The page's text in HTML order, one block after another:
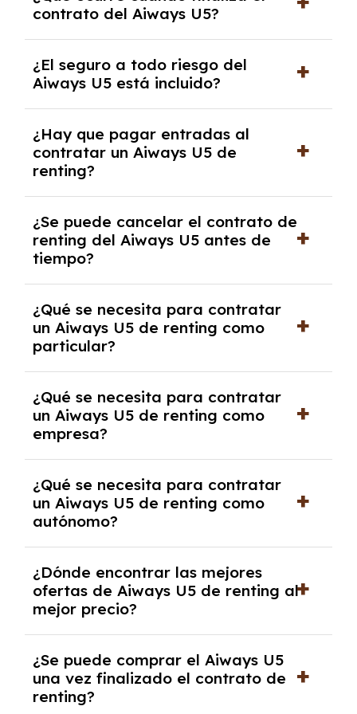
30,000 km anuales. Si excedes ese límite,
puede haber un cargo adicional.
contrato del Aiways U5?
coche, renovarlo por uno nuevo o, en algunos
casos, comprarlo a un precio previamente
acordado.
¿El seguro a todo riesgo del
Aiways U5 está incluido?
U5 con el seguro a todo riesgo sin franquicia
incluido dentro de las cuotas mensuales.
¿Hay que pagar entradas al
contratar un Aiways U5 de
renting?
tendrás que pagar ningún tipo de entrada
salvo en casos que lo exija el proveedor
debido al resultado del estudio de viabilidad
económica.
¿Se puede cancelar el contrato de
renting del Aiways U5 antes de
tiempo?
pero puede haber penalizaciones por
cancelación anticipada. Es importante revisar
las condiciones del contrato y hablar con un
experto que te asesore.
¿Qué se necesita para contratar
un Aiways U5 de renting como
particular?
y, en algunos casos, una consulta de solvencia
crediticia y un pago inicial.
¿Qué se necesita para contratar
un Aiways U5 de renting como
empresa?
documentación financiera y, en algunos
casos, un informe de solvencia de la empresa
y un pago inicial.
¿Qué se necesita para contratar
un Aiways U5 de renting como
autónomo?
autónomos, justificante de ingresos y, en
algunos casos, un informe fiscal y un pago
inicial.
¿Dónde encontrar las mejores
ofertas de Aiways U5 de renting al
mejor precio?
mejores ofertas de vehículos de renting con
todos los gastos incluidos y sin pagar
entradas.
¿Se puede comprar el Aiways U5
una vez finalizado el contrato de
renting?